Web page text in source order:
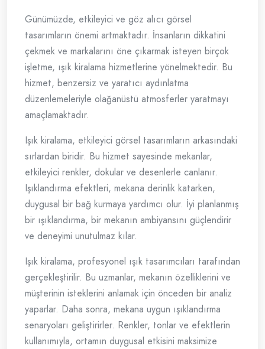
Günümüzde, etkileyici ve göz alıcı görsel
tasarımların önemi artmaktadır. İnsanların dikkatini
çekmek ve markalarını öne çıkarmak isteyen birçok
işletme, ışık kiralama hizmetlerine yönelmektedir. Bu
hizmet, benzersiz ve yaratıcı aydınlatma
düzenlemeleriyle olağanüstü atmosferler yaratmayı
amaçlamaktadır.
Işık kiralama, etkileyici görsel tasarımların arkasındaki
sırlardan biridir. Bu hizmet sayesinde mekanlar,
etkileyici renkler, dokular ve desenlerle canlanır.
Işıklandırma efektleri, mekana derinlik katarken,
duygusal bir bağ kurmaya yardımcı olur. İyi planlanmış
bir ışıklandırma, bir mekanın ambiyansını güçlendirir
ve deneyimi unutulmaz kılar.
Işık kiralama, profesyonel ışık tasarımcıları tarafından
gerçekleştirilir. Bu uzmanlar, mekanın özelliklerini ve
müşterinin isteklerini anlamak için önceden bir analiz
yaparlar. Daha sonra, mekana uygun ışıklandırma
senaryoları geliştirirler. Renkler, tonlar ve efektlerin
kullanımıyla, ortamın duygusal etkisini maksimize